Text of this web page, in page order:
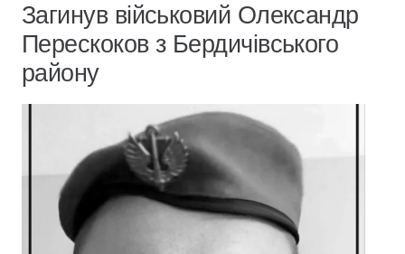
Загинув військовий Олександр
Перескоков з Бердичівського
району